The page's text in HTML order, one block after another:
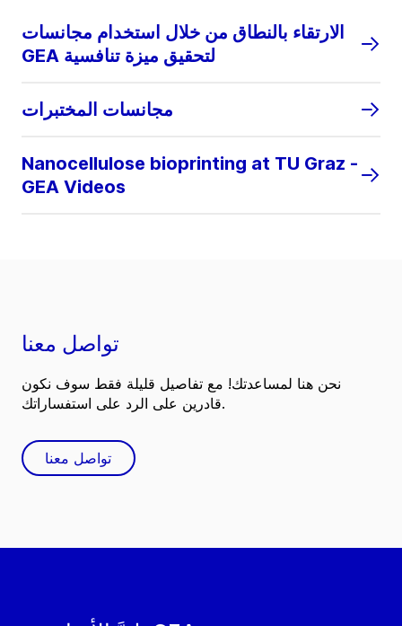
الارتقاء بالنطاق من خلال استخدام مجانسات
GEA لتحقيق ميزة تنافسية
مجانسات المختبرات
Nanocellulose bioprinting at TU Graz -
GEA Videos
تواصل معنا
نحن هنا لمساعدتك! مع تفاصيل قليلة فقط سوف نكون
قادرين على الرد على استفساراتك.
تواصل معنا